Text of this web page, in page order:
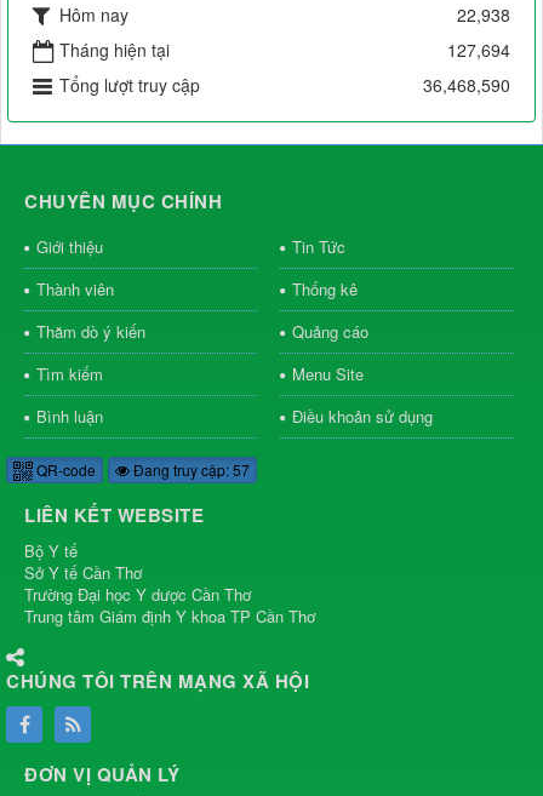
Hôm nay
22,938
Tháng hiện tại
127,694
Tổng lượt truy cập
36,468,590
CHUYÊN MỤC CHÍNH
Giới thiệu
Tin Tức
Thành viên
Thống kê
Thăm dò ý kiến
Quảng cáo
Tìm kiếm
Menu Site
Bình luận
Điều khoản sử dụng
QR-code Đang truy cập: 57
LIÊN KẾT WEBSITE
Bộ Y tế
Sở Y tế Cần Thơ
Trường Đại học Y dược Cần Thơ
Trung tâm Giám định Y khoa TP Cần Thơ
CHÚNG TÔI TRÊN MẠNG XÃ HỘI
ĐƠN VỊ QUẢN LÝ